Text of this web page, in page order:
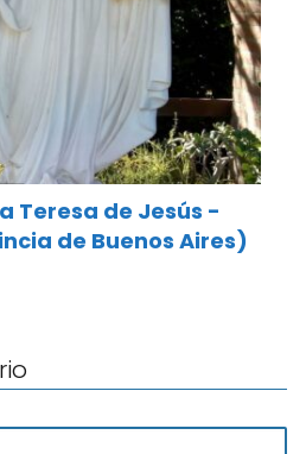
Teresa de Jesús -
de Buenos Aires)